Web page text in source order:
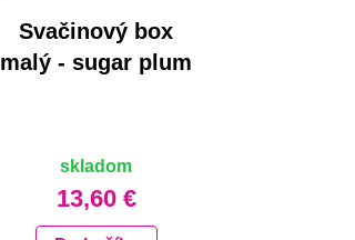
Svačinový box
malý - sugar plum
skladom
13,60 €